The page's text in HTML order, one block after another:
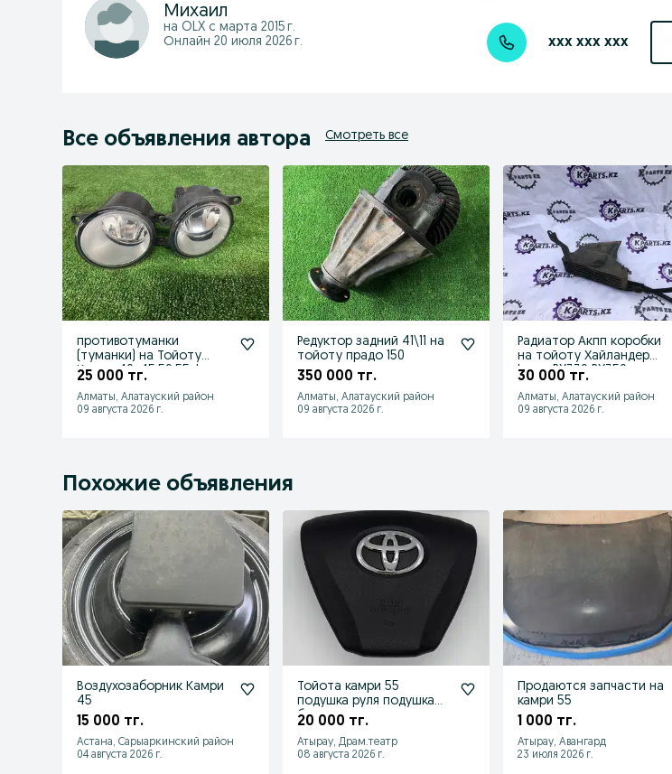
Михаил
на OLX с марта 2015 г.
Онлайн 20 июля 2026 г.
xxx xxx xxx
Все объявления автора Смотреть все
противотуманки
(туманки) на Тойоту
Камри 40, 45,50,55, lexus
25 000 тг.
Алматы, Алатауский район
09 августа 2026 г.
Редуктор задний 41\11 на
тойоту прадо 150
350 000 тг.
Алматы, Алатауский район
09 августа 2026 г.
Радиатор Акпп коробки
на тойоту Хайландер
Lexus RX330 RX350
30 000 тг.
Алматы, Алатауский район
09 августа 2026 г.
Похожие объявления
Воздухозаборник Камри
45
15 000 тг.
Астана, Сарыаркинский район
04 августа 2026 г.
Тойота камри 55
подушка руля подушка
безопасности руль
20 000 тг.
Атырау, Драм.театр
08 августа 2026 г.
Продаются запчасти на
камри 55
1 000 тг.
Атырау, Авангард
23 июля 2026 г.